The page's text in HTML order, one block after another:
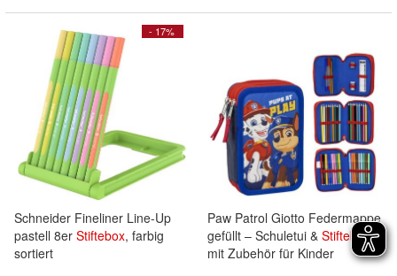
- 17%
Schneider Fineliner Line-Up
pastell 8er Stiftebox, farbig
sortiert
Paw Patrol Giotto Federmappe
gefüllt – Schuletui & Stiftebox
mit Zubehör für Kinder